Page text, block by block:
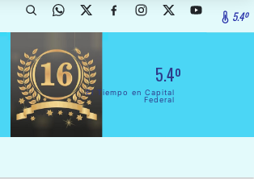
5.4º
5.4º
El Tiempo en Capital
Federal